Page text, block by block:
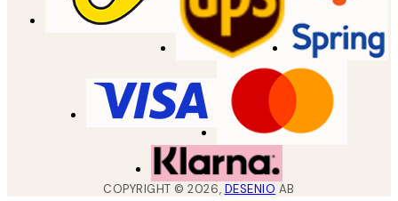
COPYRIGHT ©2026, DESENIO AB